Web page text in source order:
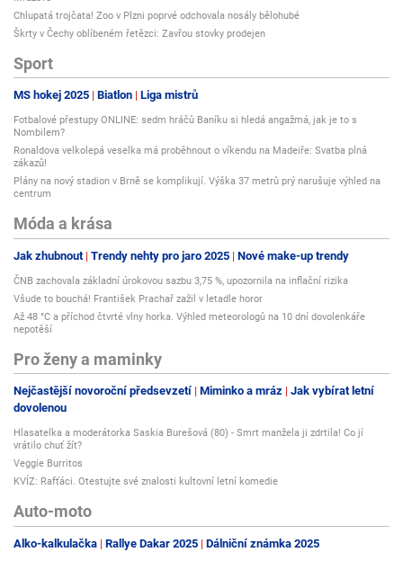
Chlupatá trojčata! Zoo v Plzni poprvé odchovala nosály bělohubé
Škrty v Čechy oblíbeném řetězci: Zavřou stovky prodejen
Sport
MS hokej 2025 Biatlon Liga mistrů
Fotbalové přestupy ONLINE: sedm hráčů Baníku si hledá angažmá, jak je to s
Nombilem?
Ronaldova velkolepá veselka má proběhnout o víkendu na Madeiře: Svatba plná
zákazů!
Plány na nový stadion v Brně se komplikují. Výška 37 metrů prý narušuje výhled na
centrum
Móda a krása
Jak zhubnout Trendy nehty pro jaro 2025 Nové make-up trendy
ČNB zachovala základní úrokovou sazbu 3,75 %, upozornila na inflační rizika
Všude to bouchá! František Prachař zažil v letadle horor
Až 48 °C a příchod čtvrté vlny horka. Výhled meteorologů na 10 dní dovolenkáře
nepotěší
Pro ženy a maminky
Nejčastější novoroční předsevzetí Miminko a mráz Jak vybírat letní
dovolenou
Hlasatelka a moderátorka Saskia Burešová (80) - Smrt manžela ji zdrtila! Co jí
vrátilo chuť žít?
Veggie Burritos
KVÍZ: Rafťáci. Otestujte své znalosti kultovní letní komedie
Auto-moto
Alko-kalkulačka Rallye Dakar 2025 Dálniční známka 2025